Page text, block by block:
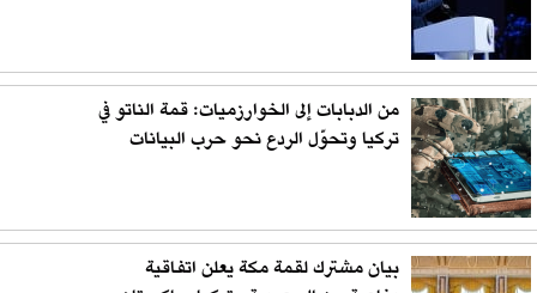
من الدبابات إلى الخوارزميات: قمة الناتو في
تركيا وتحوّل الردع نحو حرب البيانات
بيان مشترك لقمة مكة يعلن اتفاقية